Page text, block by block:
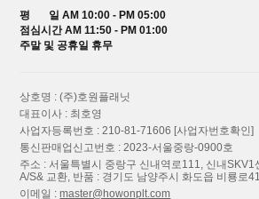
평 일 AM 10:00 - PM 05:00
점심시간 AM 11:50 - PM 01:00
주말 및 공휴일 휴무
상호명 : (주)호원플래닛
대표이사 : 최호영
사업자등록번호 : 210-81-71606 [사업자번호확인]
통신판매업신고번호 : 2023-서울중랑-0900호
주소 : 서울특별시 중랑구 신내역로111, 신내
A/S& 교환, 반품 : 경기도 남양주시 화도읍 비룡로
이메일 :master@howonplt.com